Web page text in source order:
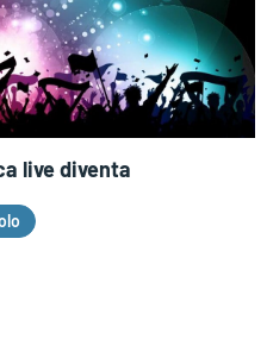
live diventa